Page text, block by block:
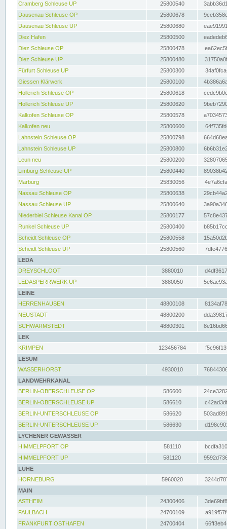
Cramberg Schleuse UP
25800540
Dausenau Schleuse OP
25800678
Dausenau Schleuse UP
25800680
Diez Hafen
25800500
Diez Schleuse OP
25800478
Diez Schleuse UP
25800480
Fürfurt Schleuse UP
25800300
Giessen Klärwerk
25800100
Hollerich Schleuse OP
25800618
Hollerich Schleuse UP
25800620
Kalkofen Schleuse OP
25800578
Kalkofen neu
25800600
Lahnstein Schleuse OP
25800798
Lahnstein Schleuse UP
25800800
Leun neu
25800200
Limburg Schleuse UP
25800440
Marburg
25830056
Nassau Schleuse OP
25800638
Nassau Schleuse UP
25800640
Niederbiel Schleuse Kanal OP
25800177
Runkel Schleuse UP
25800400
Scheidt Schleuse OP
25800558
Scheidt Schleuse UP
25800560
LEDA
DREYSCHLOOT
3880010
LEDASPERRWERK UP
3880050
LEINE
HERRENHAUSEN
48800108
NEUSTADT
48800200
SCHWARMSTEDT
48800301
LEK
KRIMPEN
123456784
LESUM
WASSERHORST
4930010
LANDWEHRKANAL
BERLIN-OBERSCHLEUSE OP
586600
BERLIN-OBERSCHLEUSE UP
586610
BERLIN-UNTERSCHLEUSE OP
586620
BERLIN-UNTERSCHLEUSE UP
586630
LYCHENER GEWÄSSER
HIMMELPFORT OP
581110
HIMMELPFORT UP
581120
LÜHE
HORNEBURG
5960020
MAIN
ASTHEIM
24300406
FAULBACH
24700109
FRANKFURT OSTHAFEN
24700404